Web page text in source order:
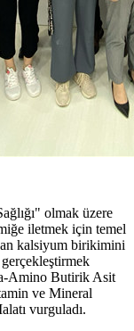
olmak üzere
iletmek için temel
kalsiyum birikimini
Amino Butirik Asit
ve Mineral
vurguladı.